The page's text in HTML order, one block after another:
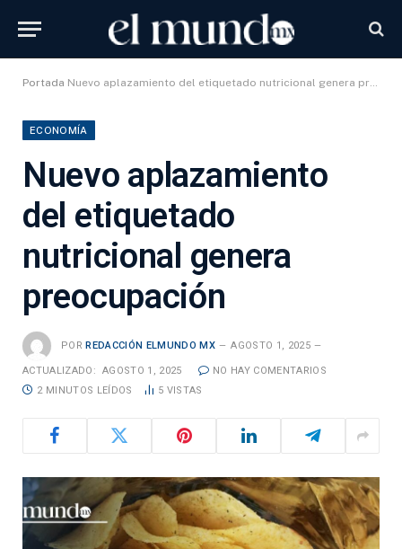
Portada Nuevo aplazamiento del etiquetado nutricional genera preocupación
ECONOMÍA
Nuevo aplazamiento
del etiquetado
nutricional genera
preocupación
POR REDACCIÓN ELMUNDO MX AGOSTO 1, 2025
ACTUALIZADO: AGOSTO 1, 2025
NO HAY COMENTARIOS
2 MINUTOS LEÍDOS
5 VISTAS